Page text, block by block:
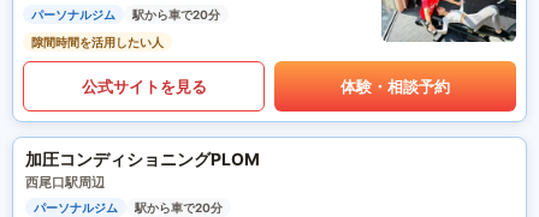
パーソナルジム
駅から車で20分
隙間時間を活用したい人
公式サイトを見る 体験・相談予約
加圧コンディショニングPLOM
西尾口駅周辺
パーソナルジム 駅から車で20分